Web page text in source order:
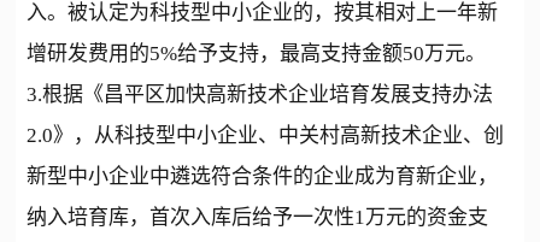
入。被认定为科技型中小企业的，按其相对上一年新
增研发费用的5%给予支持，最高支持金额50万元。
3.根据《昌平区加快高新技术企业培育发展支持办法
2.0》，从科技型中小企业、中关村高新技术企业、创
新型中小企业中遴选符合条件的企业成为育新企业，
纳入培育库，首次入库后给予一次性1万元的资金支